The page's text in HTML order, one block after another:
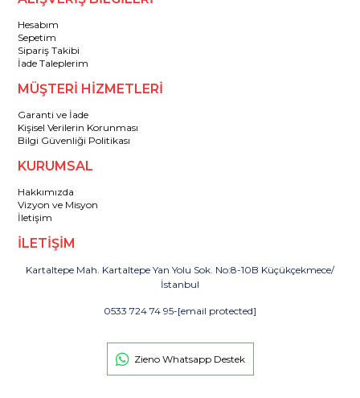
Hesabım
Sepetim
Sipariş Takibi
İade Taleplerim
MÜŞTERİ HİZMETLERİ
Garanti ve İade
Kişisel Verilerin Korunması
Bilgi Güvenliği Politikası
KURUMSAL
Hakkımızda
Vizyon ve Misyon
İletişim
İLETİŞİM
Kartaltepe Mah. Kartaltepe Yan Yolu Sok. No:8-10B Küçükçekmece/
İstanbul
0533 724 74 95-[email protected]
Zieno Whatsapp Destek